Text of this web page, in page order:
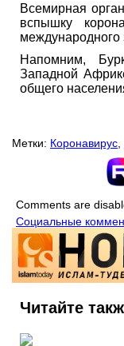
Всемирная
вспышку
международного
Напомним,
Западной
общего
Метки: Коронавирус
Comments are
Социальные
Читайте